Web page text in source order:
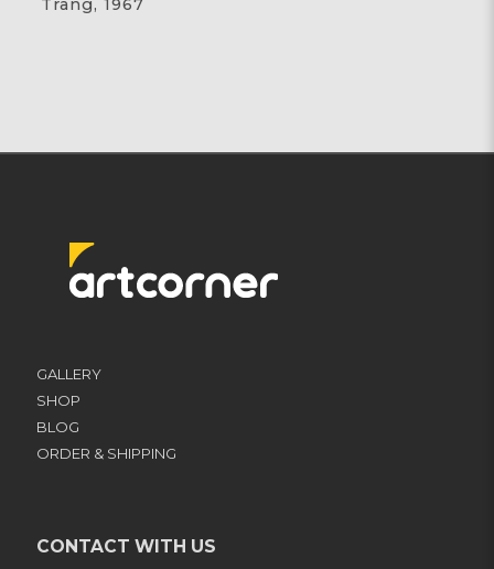
Trang, 1967
GALLERY
SHOP
BLOG
ORDER & SHIPPING
CONTACT WITH US